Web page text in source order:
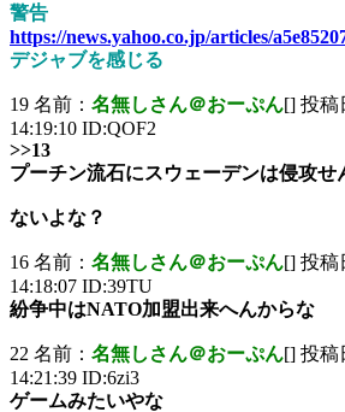
警告
https://news.yahoo.co.jp/articles/
デジャブを感じる
19 名前： 名無しさん＠おーぷん[] 投稿
14:19:10 ID:QOF2
>>13
プーチン流石にスウェーデンは侵攻せ
ないよな？
16 名前： 名無しさん＠おーぷん[] 投稿
14:18:07 ID:39TU
紛争中はNATO加盟出来へんからな
22 名前： 名無しさん＠おーぷん[] 投稿
14:21:39 ID:6zi3
ゲームみたいやな